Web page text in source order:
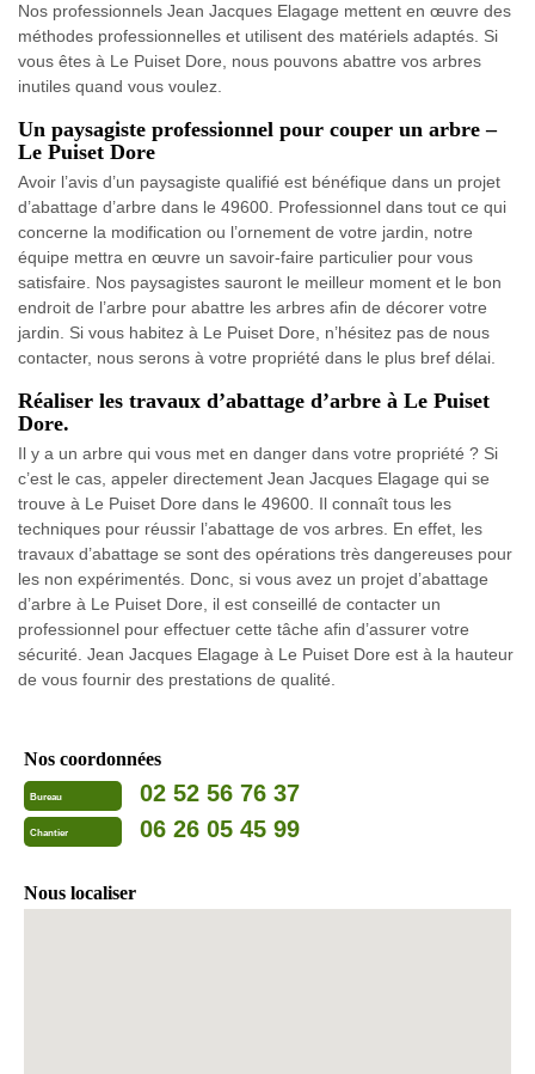
Nos professionnels Jean Jacques Elagage mettent en œuvre des
méthodes professionnelles et utilisent des matériels adaptés. Si
vous êtes à Le Puiset Dore, nous pouvons abattre vos arbres
inutiles quand vous voulez.
Un paysagiste professionnel pour couper un arbre –
Le Puiset Dore
Avoir l’avis d’un paysagiste qualifié est bénéfique dans un projet
d’abattage d’arbre dans le 49600. Professionnel dans tout ce qui
concerne la modification ou l’ornement de votre jardin, notre
équipe mettra en œuvre un savoir-faire particulier pour vous
satisfaire. Nos paysagistes sauront le meilleur moment et le bon
endroit de l’arbre pour abattre les arbres afin de décorer votre
jardin. Si vous habitez à Le Puiset Dore, n’hésitez pas de nous
contacter, nous serons à votre propriété dans le plus bref délai.
Réaliser les travaux d’abattage d’arbre à Le Puiset
Dore.
Il y a un arbre qui vous met en danger dans votre propriété ? Si
c’est le cas, appeler directement Jean Jacques Elagage qui se
trouve à Le Puiset Dore dans le 49600. Il connaît tous les
techniques pour réussir l’abattage de vos arbres. En effet, les
travaux d’abattage se sont des opérations très dangereuses pour
les non expérimentés. Donc, si vous avez un projet d’abattage
d’arbre à Le Puiset Dore, il est conseillé de contacter un
professionnel pour effectuer cette tâche afin d’assurer votre
sécurité. Jean Jacques Elagage à Le Puiset Dore est à la hauteur
de vous fournir des prestations de qualité.
Nos coordonnées
Bureau 02 52 56 76 37
Chantier 06 26 05 45 99
Nous localiser